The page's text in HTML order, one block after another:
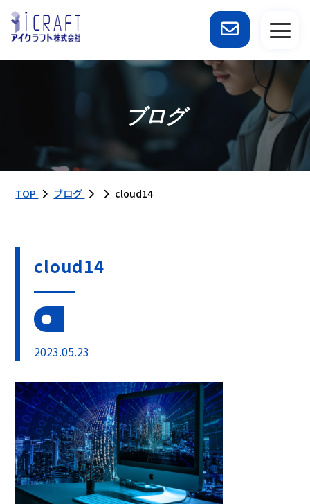
ブログ
TOP ブログ cloud14
cloud14
2023.05.23